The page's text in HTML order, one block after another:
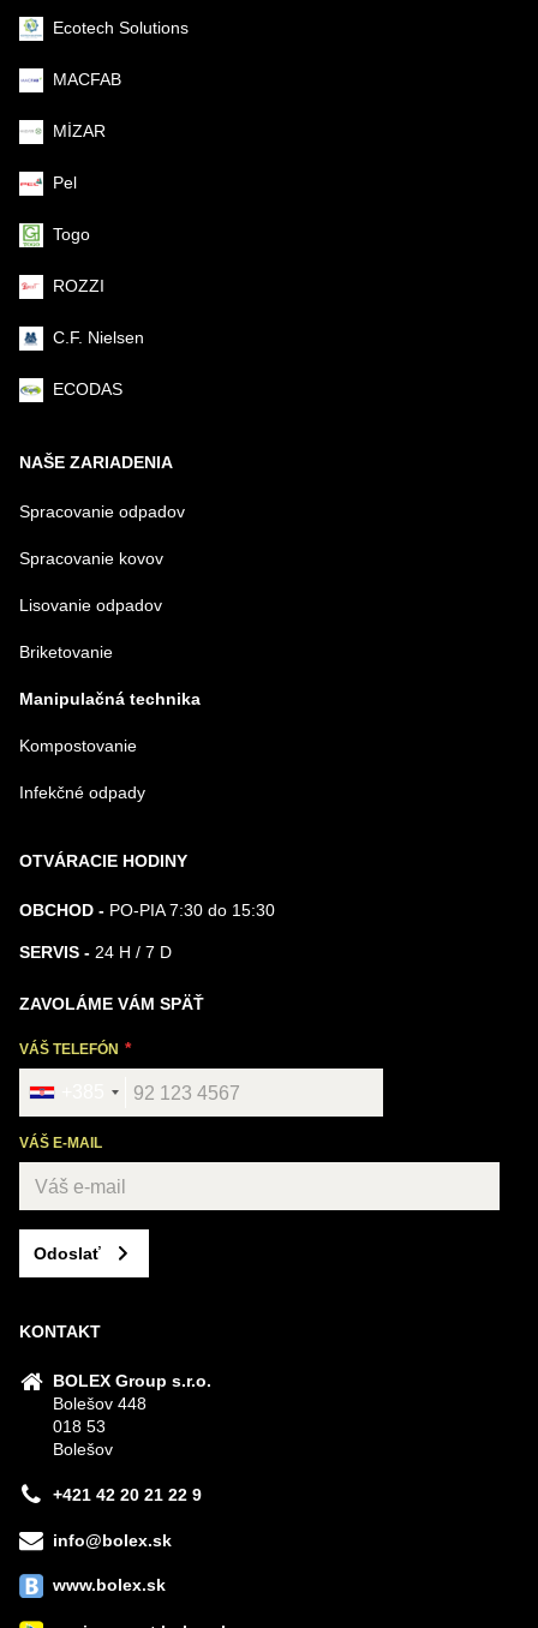
Ecotech Solutions
MACFAB
MİZAR
Pel
Togo
ROZZI
C.F. Nielsen
ECODAS
NAŠE ZARIADENIA
Spracovanie odpadov
Spracovanie kovov
Lisovanie odpadov
Briketovanie
Manipulačná technika
Kompostovanie
Infekčné odpady
OTVÁRACIE HODINY
OBCHOD - PO-PIA 7:30 do 15:30
SERVIS - 24 H / 7 D
ZAVOLÁME VÁM SPÄŤ
VÁŠ TELEFÓN
VÁŠ E-MAIL
Odoslať
KONTAKT
BOLEX Group s.r.o.
Bolešov 448
018 53
Bolešov
+421 42 20 21 22 9
info@bolex.sk
www.bolex.sk